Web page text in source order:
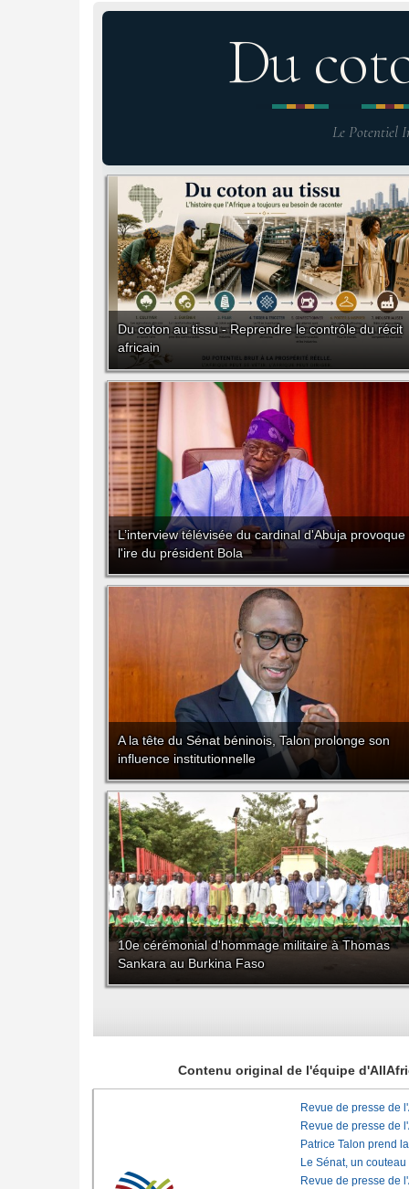
Du
Le Potentiel
Du coton au tissu - Reprendre le contrôle du récit
africain
L’interview télévisée du cardinal d'Abuja provoque
l'ire du président Bola
A la tête du Sénat béninois, Talon prolonge son
influence institutionnelle
10e cérémonial d'hommage militaire à Thomas
Sankara au Burkina Faso
Contenu original de l'équipe
Revue de presse de
Revue de presse de
Patrice Talon prend
Le Sénat, un
Revue de presse de